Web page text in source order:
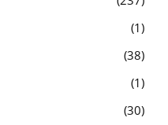
1
38
1
30